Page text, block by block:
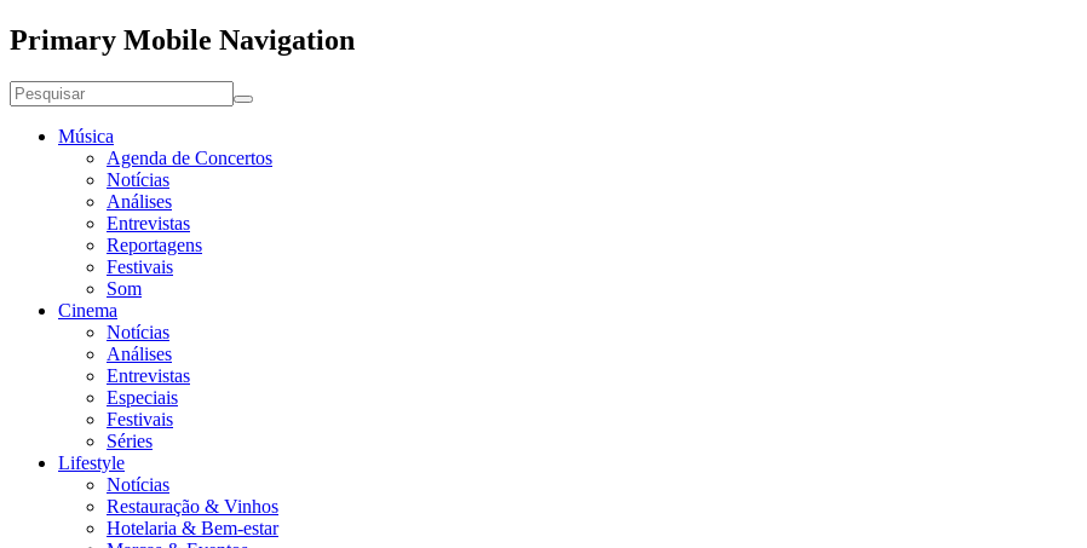
Primary Mobile Navigation
Música
Agenda de Concertos
Notícias
Análises
Entrevistas
Reportagens
Festivais
Som
Cinema
Notícias
Análises
Entrevistas
Especiais
Festivais
Séries
Lifestyle
Notícias
Restauração & Vinhos
Hotelaria & Bem-estar